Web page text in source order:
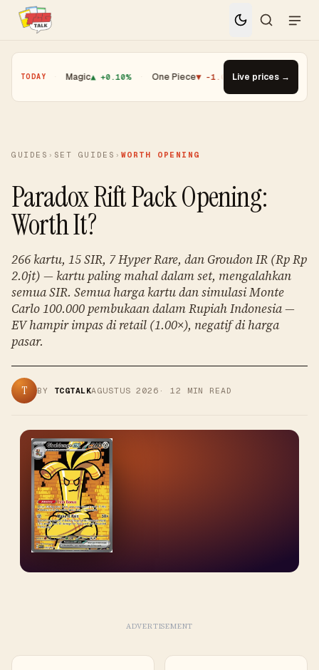
TODAY
· Magic ▲ +0.10% · One Piece▼ -1.08% · Top Gainer · Booster
Live prices →
GUIDES › SET GUIDES › WORTH OPENING
Paradox Rift Pack Opening:
Worth It?
266 kartu, 15 SIR, 7 Hyper Rare, dan Groudon IR (Rp Rp
2.0jt) — kartu paling mahal dalam set, mengalahkan
semua SIR. Semua harga kartu dan simulasi Monte
Carlo 100.000 pembukaan dalam Rupiah Indonesia —
EV hampir impas di retail (1.00×), negatif di harga
pasar.
T BY TCGTALKAGUSTUS 2026 · 12 MIN READ
ADVERTISEMENT